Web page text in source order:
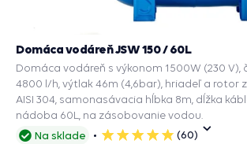
Na sklade
5
(60)
Domáca vodáreň JSW 150 / 60L
Domáca vodáreň s výkonom 1500W (230 V),
4800 l/h, výtlak 46m (4,6bar), hriadeľ a rotor
AISI 304, samonasávacia hĺbka 8m, dĺžka
nádoba 60L, na zásobovanie vodou.